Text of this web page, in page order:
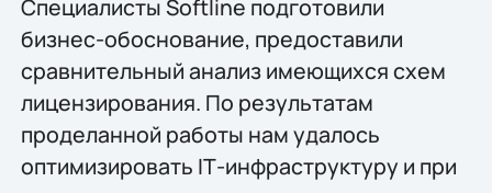
Специалисты Softline подготовили
бизнес-обоснование, предоставили
сравнительный анализ имеющихся схем
лицензирования. По результатам
проделанной работы нам удалось
оптимизировать IТ-инфраструктуру и при